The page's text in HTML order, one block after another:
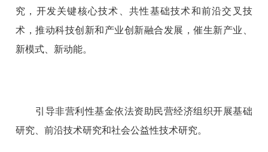
究，开发关键核心技术、共性基础技术和前沿交叉技
术，推动科技创新和产业创新融合发展，催生新产业、
新模式、新动能。
引导非营利性基金依法资助民营经济组织开展基础
研究、前沿技术研究和社会公益性技术研究。